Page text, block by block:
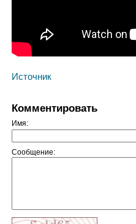
Источник
Комментировать
Имя:
Сообщение: